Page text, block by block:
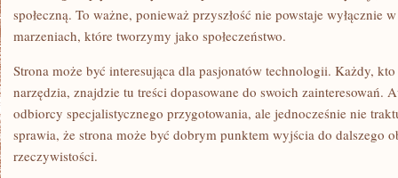
społeczną. To ważne, ponieważ przyszłość nie powstaje wyłącznie
marzeniach, które tworzymy jako społeczeństwo.
Strona może być interesująca dla pasjonatów technologii. Każdy,
narzędzia, znajdzie tu treści dopasowane do swoich zainteresowań.
odbiorcy specjalistycznego przygotowania, ale jednocześnie nie
sprawia, że strona może być dobrym punktem wyjścia do dalszego
rzeczywistości.